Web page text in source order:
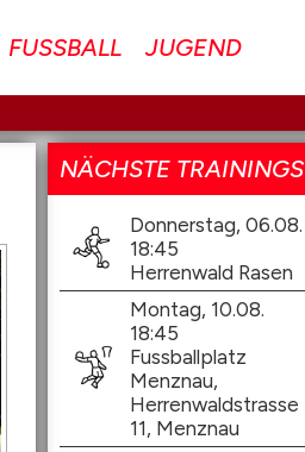
FUSSBALL JUGEND
NÄCHSTE TRAININGS
Donnerstag, 06.08.
18:45
Herrenwald Rasen
Montag, 10.08.
18:45
Fussballplatz
Menznau,
Herrenwaldstrasse
11, Menznau